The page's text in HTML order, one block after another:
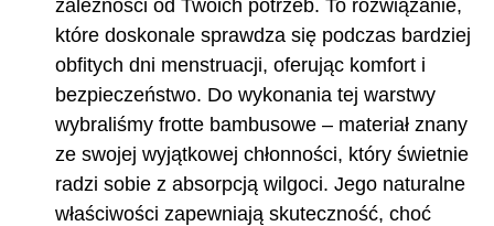
zależności od Twoich potrzeb. To rozwiązanie,
które doskonale sprawdza się podczas bardziej
obfitych dni menstruacji, oferując komfort i
bezpieczeństwo. Do wykonania tej warstwy
wybraliśmy frotte bambusowe – materiał znany
ze swojej wyjątkowej chłonności, który świetnie
radzi sobie z absorpcją wilgoci. Jego naturalne
właściwości zapewniają skuteczność, choć